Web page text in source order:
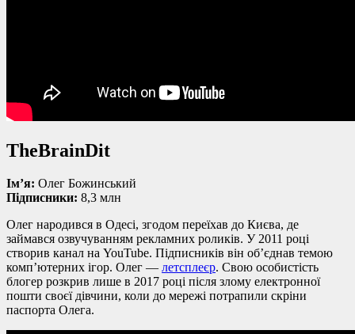
TheBrainDit
Ім’я: Олег Божинський
Підписники: 8,3 млн
Олег народився в Одесі, згодом переїхав до Києва, де
займався озвучуванням рекламних роликів. У 2011 році
створив канал на YouTube. Підписників він об’єднав темою
комп’ютерних ігор. Олег — летсплеєр. Свою особистість
блогер розкрив лише в 2017 році після злому електронної
пошти своєї дівчини, коли до мережі потрапили скріни
паспорта Олега.